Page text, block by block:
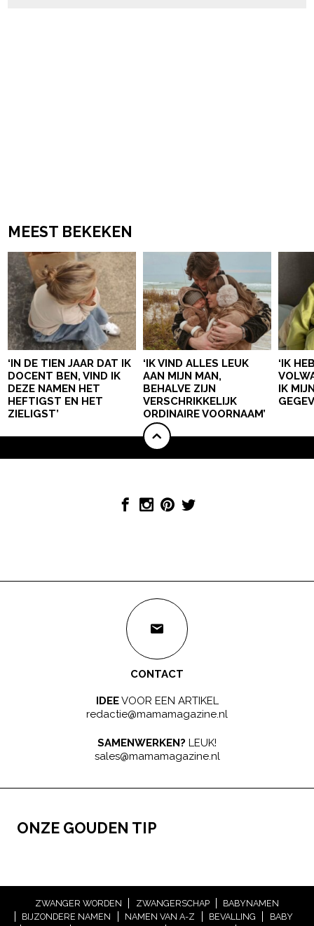
MEEST BEKEKEN
‘IN DE TIEN JAAR DAT IK
DOCENT BEN, VIND IK
DEZE NAMEN HET
HEFTIGST EN HET
ZIELIGST’
‘IK VIND ALLES LEUK
AAN MIJN MAN,
BEHALVE ZIJN
VERSCHRIKKELIJK
ORDINAIRE VOORNAAM’
‘IK
IK
CONTACT
IDEEVOOR EEN ARTIKEL
redactie@mamamagazine.nl
SAMENWERKEN? LEUK!
sales@mamamagazine.nl
ONZE GOUDEN TIP
ZWANGER WORDEN ZWANGERSCHAP
BABYNAMEN
BIJZONDERE NAMEN
NAMEN VAN A-Z BEVALLING
BABY